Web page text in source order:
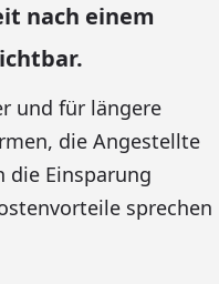
nach einem
und für längere
die Angestellte
die Einsparung
sprechen